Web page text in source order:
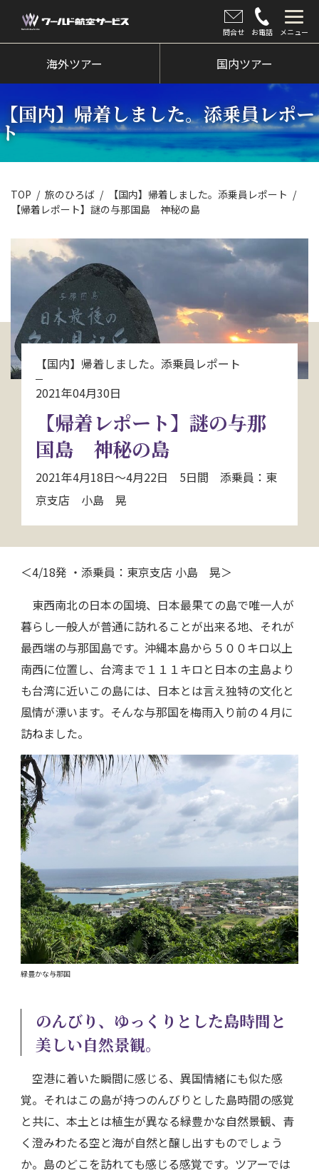
問合せ お電話 メニュー
海外ツアー
クルーズツアー
ツアー催行状況
旅のひろば
イベント
新着情報
会社情報
お問い合わせ
電話にてお問い合わせ
海外ツアー 国内ツアー
【国内】帰着しました。添乗員レポー
ト
TOP 旅のひろば
【国内】帰着しました。添乗員レポート
【帰着レポート】謎の与那国島 神秘の島
【国内】帰着しました。添乗員レポート
2021年04月30日
【帰着レポート】謎の与那
国島 神秘の島
2021年4月18日～4月22日 5日間 添乗員：東
京支店 小島 晃
＜4/18発 ・添乗員：東京支店 小島 晃＞
東西南北の日本の国境、日本最果ての島で唯一人が
暮らし一般人が普通に訪れることが出来る地、それが
最西端の与那国島です。沖縄本島から５００キロ以上
南西に位置し、台湾まで１１１キロと日本の主島より
も台湾に近いこの島には、日本とは言え独特の文化と
風情が漂います。そんな与那国を梅雨入り前の４月に
訪ねました。
緑豊かな与那国
のんびり、ゆっくりとした島時間と
美しい自然景観。
空港に着いた瞬間に感じる、異国情緒にも似た感
覚。それはこの島が持つのんびりとした島時間の感覚
と共に、本土とは植生が異なる緑豊かな自然景観、青
く澄みわたる空と海が自然と醸し出すものでしょう
か。島のどこを訪れても感じる感覚です。ツアーでは